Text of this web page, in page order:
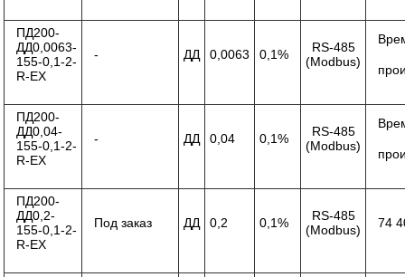
ПД200-
ДД0,0063-
155-0,1-2-
R-ЕХ
- ДД 0,0063 0,1%
RS-485
(Modbus)
ПД200-
ДД0,04-
155-0,1-2-
R-ЕХ
- ДД 0,04 0,1%
RS-485
(Modbus)
ПД200-
ДД0,2-
155-0,1-2-
R-ЕХ
Под заказ ДД 0,2 0,1%
RS-485
(Modbus)
74